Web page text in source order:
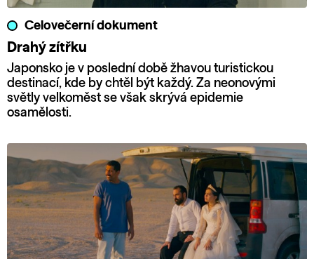
Celovečerní dokument
Drahý zítřku
Japonsko je v poslední době žhavou turistickou
destinací, kde by chtěl být každý. Za neonovými
světly velkoměst se však skrývá epidemie
osamělosti.